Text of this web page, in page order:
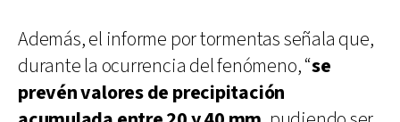
Además, el informe por tormentas señala que,
durante la ocurrencia del fenómeno, “se
prevén valores de precipitación